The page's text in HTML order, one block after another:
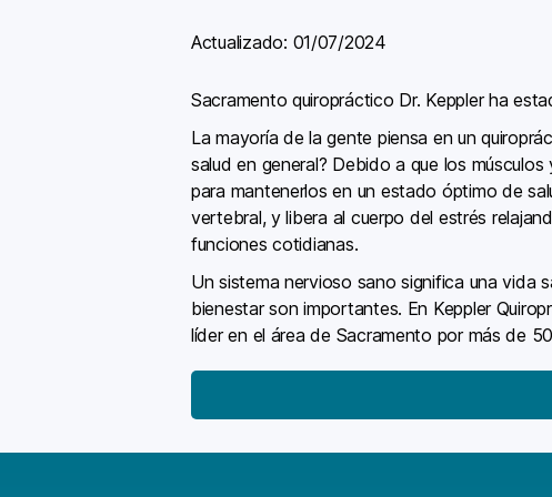
Actualizado: 01/07/2024
Sacramento quiropráctico Dr. Keppler ha
La mayoría de la gente piensa en un
salud en general? Debido a que los
para mantenerlos en un estado óptimo de
vertebral, y libera al cuerpo del estrés
funciones cotidianas.
Un sistema nervioso sano significa una vida
bienestar son importantes. En Keppler
líder en el área de Sacramento por más de